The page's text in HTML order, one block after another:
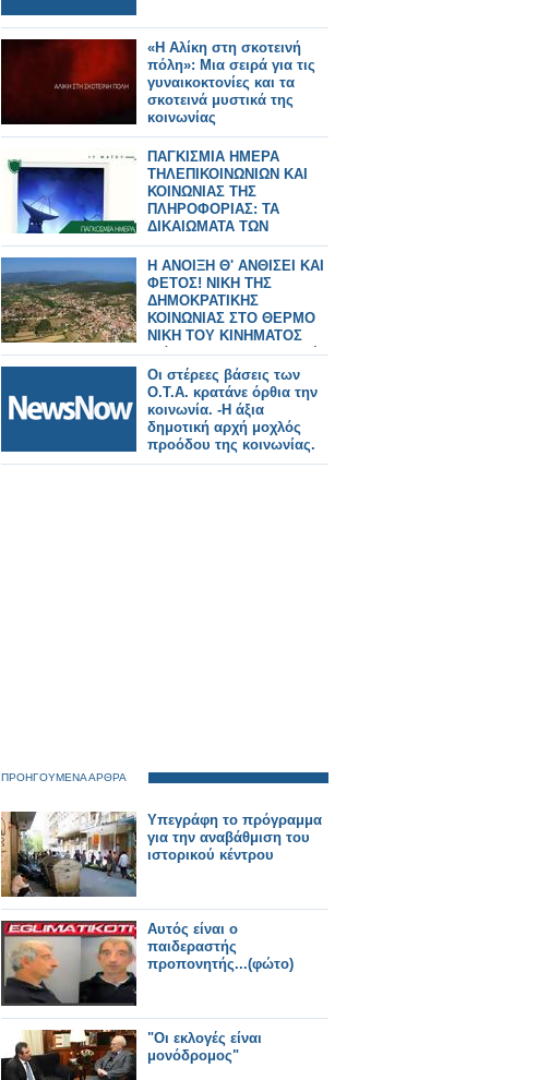
«Η Αλίκη στη σκοτεινή
πόλη»: Μια σειρά για τις
γυναικοκτονίες και τα
σκοτεινά μυστικά της
κοινωνίας
ΠΑΓΚΙΣΜΙΑ ΗΜΕΡΑ
ΤΗΛΕΠΙΚΟΙΝΩΝΙΩΝ ΚΑΙ
ΚΟΙΝΩΝΙΑΣ ΤΗΣ
ΠΛΗΡΟΦΟΡΙΑΣ: ΤΑ
ΔΙΚΑΙΩΜΑΤΑ ΤΩΝ
ΚΑΤΑΝΑΛΩΤΩΝ
Η ΑΝΟΙΞΗ Θ' ΑΝΘΙΣΕΙ ΚΑΙ
ΦΕΤΟΣ! ΝΙΚΗ ΤΗΣ
ΔΗΜΟΚΡΑΤΙΚΗΣ
ΚΟΙΝΩΝΙΑΣ ΣΤΟ ΘΕΡΜΟ
ΝΙΚΗ ΤΟΥ ΚΙΝΗΜΑΤΟΣ
ενάντια στις Βιομηχανικές
Α.Π.Ε.
Οι στέρεες βάσεις των
Ο.Τ.Α. κρατάνε όρθια την
κοινωνία. -Η άξια
δημοτική αρχή μοχλός
προόδου της κοινωνίας.
ΠΡΟΗΓΟΥΜΕΝΑ ΑΡΘΡΑ
Υπεγράφη το πρόγραμμα
για την αναβάθμιση του
ιστορικού κέντρου
Αυτός είναι ο
παιδεραστής
προπονητής...(φώτο)
"Οι εκλογές είναι
μονόδρομος"